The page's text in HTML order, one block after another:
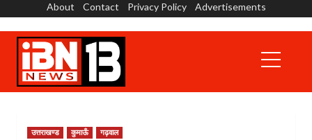
content
About Contact Privacy Policy Advertisements
Menu
उत्तराखण्ड कुमाऊँ गढ़वाल